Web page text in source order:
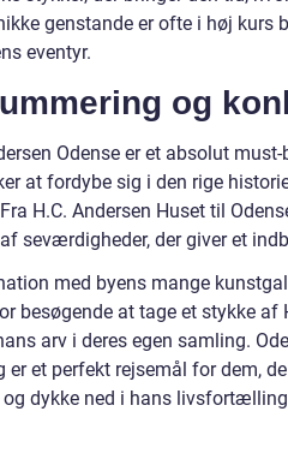
genstande er ofte i høj kurs
eventyr.
og
Odense er et absolut
at fordybe sig i den rige
H.C. Andersen Huset til
seværdigheder, der giver et
med byens mange
besøgende at tage et stykke af
arv i deres egen samling.
er et perfekt rejsemål for dem,
dykke ned i hans